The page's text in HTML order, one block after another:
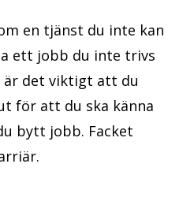
en tjänst du inte kan
ett jobb du inte trivs
är det viktigt att du
för att du ska känna
bytt jobb. Facket